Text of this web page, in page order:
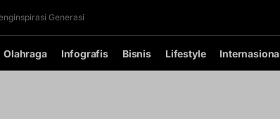
Generasi
Olahraga Infografis Bisnis Lifestyle